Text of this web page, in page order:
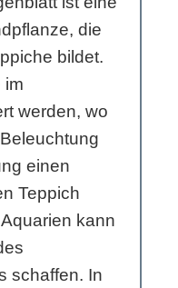
die
bildet.
im
werden, wo
einen
Teppich
kann
schaffen. In